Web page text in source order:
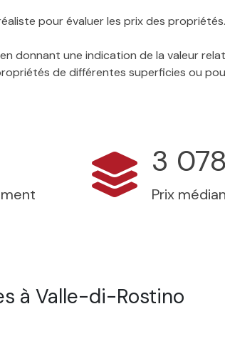
pour évaluer les prix des propriétés.
donnant une indication de la valeur
de différentes superficies ou
3
Prix
à Valle-di-Rostino